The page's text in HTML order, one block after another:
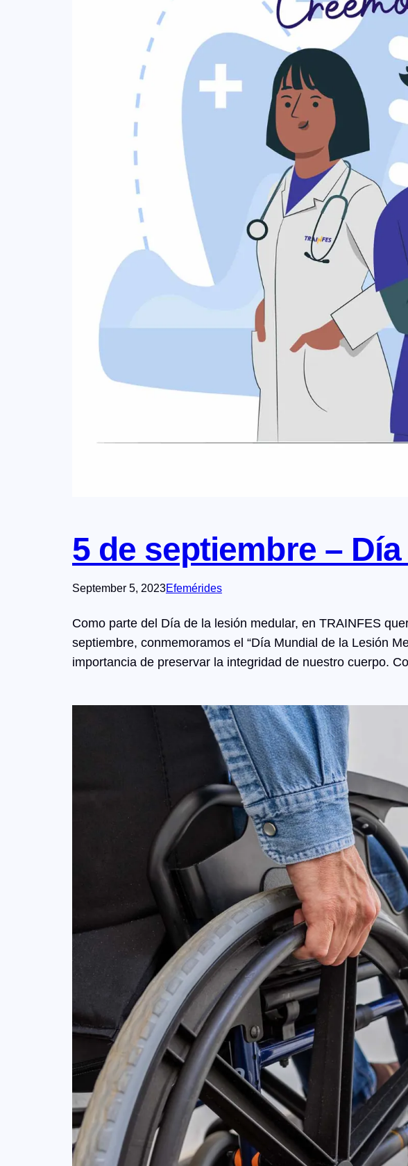
5 de septiembre –
September 5, 2023Efemérides
Como parte del Día de la lesión medular, en TRAINFES
septiembre, conmemoramos el “Día Mundial de la Lesión
importancia de preservar la integridad de nuestro cuerpo.